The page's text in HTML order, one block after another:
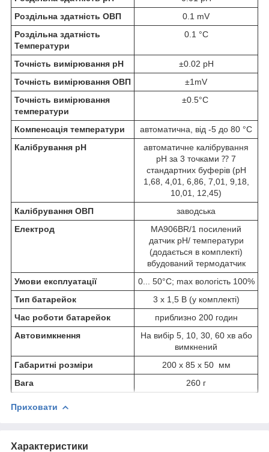
Роздільна здатність ОВП
0.1 mV
Роздільна здатність
Температури
0.1 °C
Точність вимірювання pH
±0.02 pH
Точність вимірювання ОВП
±1mV
Точність вимірювання
температури
±0.5°C
Компенсація температури
автоматична, від -5 до 80 °C
Калібрування pH
автоматичне калібрування
pH за 3 точками ⁇ 7
стандартних буферів (pH
1,68, 4,01, 6,86, 7,01, 9,18,
10,01, 12,45)
Калібрування ОВП
заводська
Електрод
MA906BR/1 посилений
датчик pH/ температури
(додається в комплекті)
вбудований термодатчик
Умови експлуатації
0... 50°C; max вологість 100%
Тип батарейок
3 x 1,5 В (у комплекті)
Час роботи батарейок
приблизно 200 годин
Автовимкнення
На вибір 5, 10, 30, 60 хв або
вимкнений
Габаритні розміри
200 x 85 x 50 мм
Вага
260 г
Приховати
Характеристики